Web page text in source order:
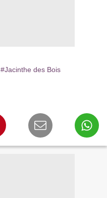
#Jacinthe des Bois